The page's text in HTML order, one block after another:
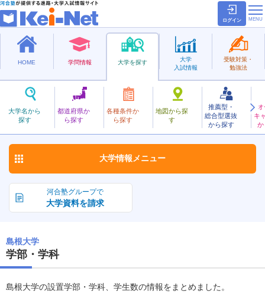
ログイン
HOME 学問情報 大学を探す
大学名から
探す
都道府県か
ら探す
各種条件か
ら探す
地図から探
す
推薦型・
総合型選抜
から探す
キ
か
大学
入試情報
受験対策・
勉強法
国立
しまね
島根大学 お気に入り
河合塾グループで
大学資料を請求
大学情報 メニュー
島根大学
学部・学科
島根大学の設置学部・学科、学生数の情報をまとめました。